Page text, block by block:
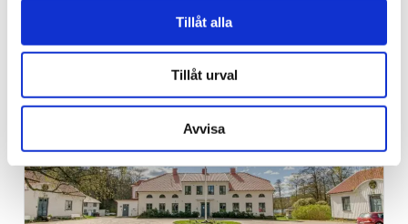
Tillåt alla
Tillåt urval
Avvisa
överlevare förstörd i
brand